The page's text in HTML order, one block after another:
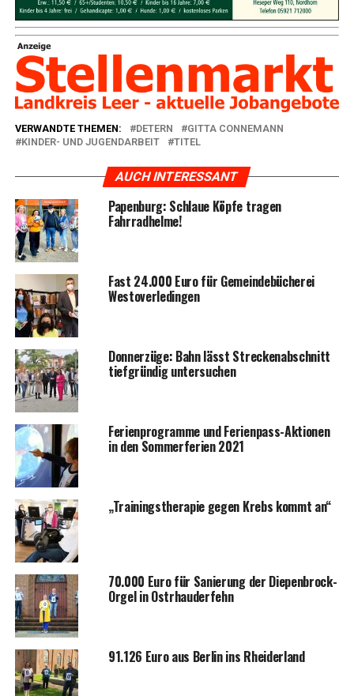
VERWANDTE THEMEN: DETERN
GITTA CONNEMANN
KINDER- UND JUGENDARBEIT
TITEL
AUCH INTERESSANT
Papen­burg: Schlaue Köp­fe tra­gen
Fahrradhelme!
Fast 24.000 Euro für Gemein­de­bü­che­rei
Westoverledingen
Don­ner­zü­ge: Bahn lässt Stre­cken­ab­schnitt
tief­grün­dig untersuchen
Feri­en­pro­gram­me und Feri­en­pass-Aktio­nen
in den Som­mer­fe­ri­en 2021
„Trai­nings­the­ra­pie gegen Krebs kommt an“
70.000 Euro für Sanie­rung der Diepen­b­rock-
Orgel in Ostrhauderfehn
91.126 Euro aus Ber­lin ins Rheiderland